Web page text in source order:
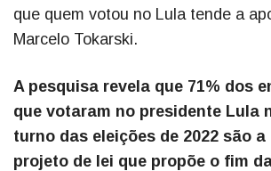
que quem votou no Lula tende a
Marcelo Tokarski.
A pesquisa revela que 71% dos
que votaram no presidente Lula
turno das eleições de 2022 são
projeto de lei que propõe o fim